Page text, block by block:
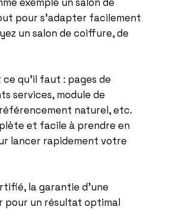
pour s'adapter facilement
un salon de coiffure, de
qu'il faut : pages de
services, module de
naturel, etc.
et facile à prendre en
lancer rapidement votre
la garantie d'une
un résultat optimal